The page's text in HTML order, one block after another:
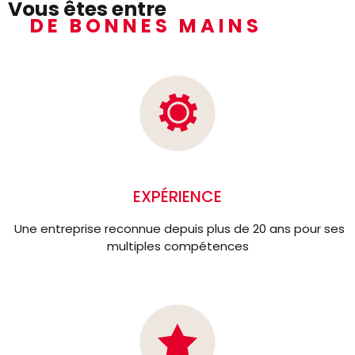
Vous êtes entre
DE BONNES MAINS
EXPÉRIENCE
Une entreprise reconnue depuis plus de 20 ans pour ses
multiples compétences